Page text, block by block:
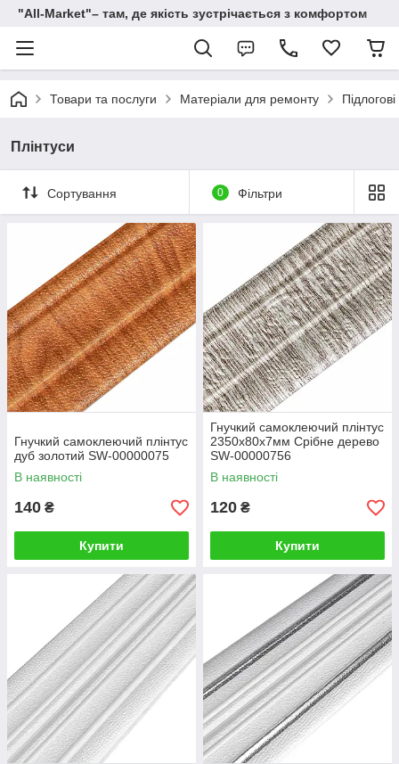
"All-Мarket"– там, де якість зустрічається з комфортом
Товари та послуги Матеріали для ремонту
Плінтуси
Сортування 0 Фільтри
Гнучкий самоклеючий плінтус
дуб золотий SW-00000075
В наявності
140 ₴
Купити
Гнучкий самоклеючий плінтус
2350х80х7мм Срібне дерево
SW-00000756
В наявності
120 ₴
Купити